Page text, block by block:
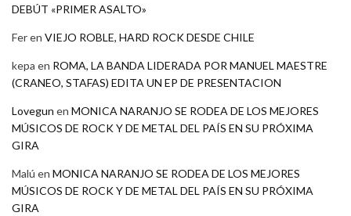
DEBÚT «PRIMER ASALTO»
Feren VIEJO ROBLE, HARD ROCK DESDE CHILE
kepa en ROMA, LA BANDA LIDERADA POR MANUEL MAESTRE
(CRANEO, STAFAS) EDITA UN EP DE PRESENTACION
Lovegun en MONICA NARANJO SE RODEA DE LOS MEJORES
MÚSICOS DE ROCK Y DE METAL DEL PAÍS EN SU PRÓXIMA
GIRA
Malú en MONICA NARANJO SE RODEA DE LOS MEJORES
MÚSICOS DE ROCK Y DE METAL DEL PAÍS EN SU PRÓXIMA
GIRA